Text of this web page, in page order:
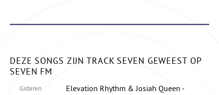
DEZE SONGS ZIJN TRACK SEVEN GEWEEST OP
SEVEN FM
Gisteren
Elevation Rhythm & Josiah Queen -